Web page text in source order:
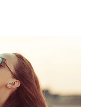
PARA PROFESIONALES
CUPONES